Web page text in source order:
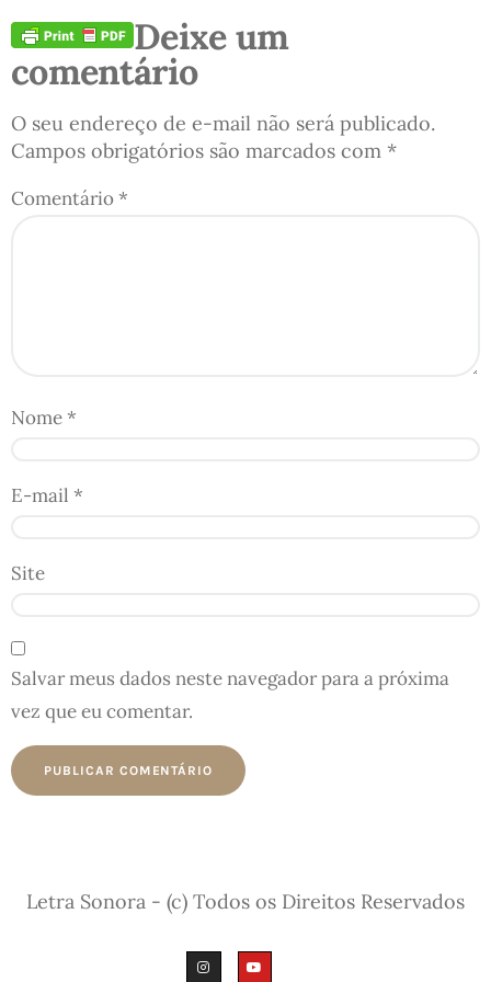
Deixe um
comentário
O seu endereço de e-mail não será publicado.
Campos obrigatórios são marcados com *
Comentário*
Nome*
E-mail *
Site
Salvar meus dados neste navegador para a próxima
vez que eu comentar.
Letra Sonora - (c) Todos os Direitos Reservados